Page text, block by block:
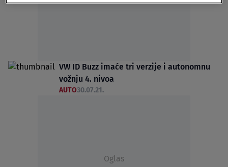
VW ID Buzz imaće tri verzije i autonomnu
vožnju 4. nivoa
AUTO30.07.21.
Oglas